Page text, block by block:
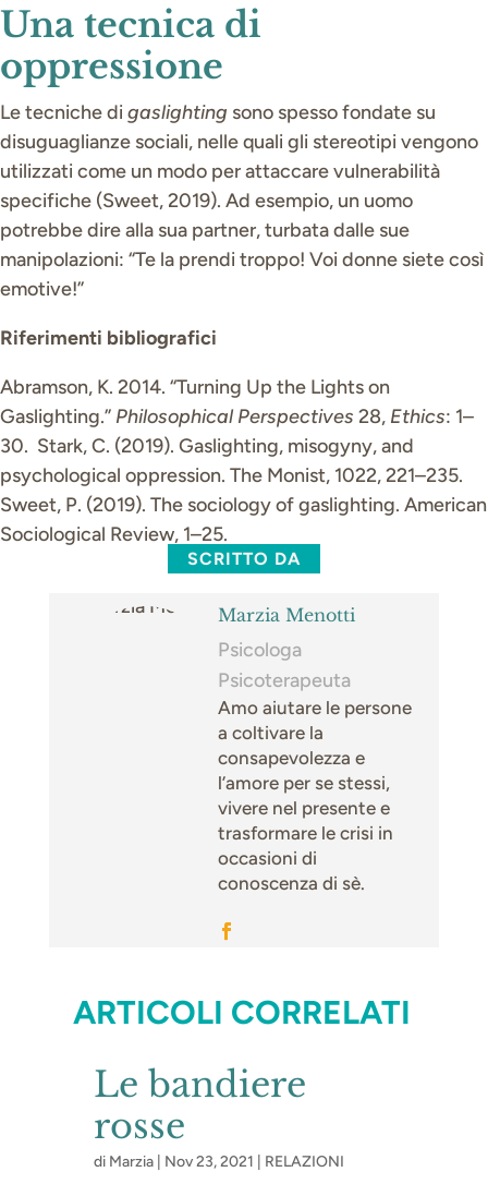
Una tecnica di
oppressione
Le tecniche di gaslighting sono spesso fondate su
disuguaglianze sociali, nelle quali gli stereotipi vengono
utilizzati come un modo per attaccare vulnerabilità
specifiche (Sweet, 2019). Ad esempio, un uomo
potrebbe dire alla sua partner, turbata dalle sue
manipolazioni: “Te la prendi troppo! Voi donne siete così
emotive!”
Riferimenti bibliografici
Abramson, K. 2014. “Turning Up the Lights on
Gaslighting.” Philosophical Perspectives 28, Ethics: 1–
30. Stark, C. (2019). Gaslighting, misogyny, and
psychological oppression. The Monist, 1022, 221–235.
Sweet, P. (2019). The sociology of gaslighting. American
Sociological Review, 1–25.
SCRITTO DA
Marzia Menotti
Psicologa
Psicoterapeuta
Amo aiutare le persone
a coltivare la
consapevolezza e
l’amore per se stessi,
vivere nel presente e
trasformare le crisi in
occasioni di
conoscenza di sè.
ARTICOLI CORRELATI
Le bandiere
rosse
di Marzia Nov 23, 2021 RELAZIONI